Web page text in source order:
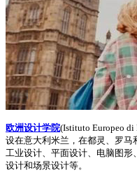
欧洲设计学院(Istituto Europeo
设在意大利米兰，在都灵、罗
工业设计、平面设计、电脑图
设计和场景设计等。